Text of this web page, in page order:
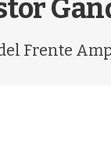
Frente